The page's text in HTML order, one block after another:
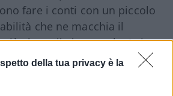
della tua privacy è la
fare i conti con un piccolo
che ne macchia il
che nella lettera che Lei –
per carità – ha diramato a
della “scena